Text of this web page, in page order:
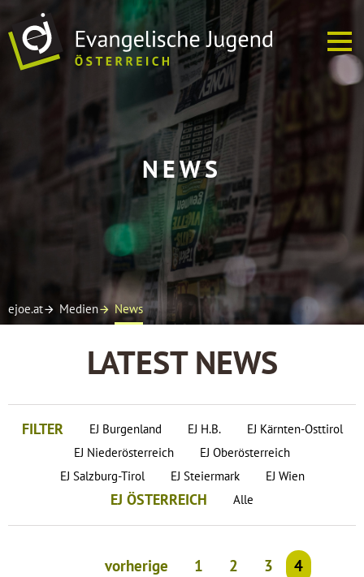
NEWS
ejoe.at Medien News
LATEST NEWS
FILTER EJ Burgenland EJ H.B.
EJ Kärnten-Osttirol
EJ Niederösterreich
EJ Oberösterreich
EJ Salzburg-Tirol
EJ Steiermark EJ Wien
EJ ÖSTERREICH Alle
vorherige 1 2 3 4